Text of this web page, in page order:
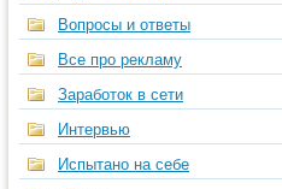
Вопросы и ответы
Все про рекламу
Заработок в сети
Интервью
Испытано на себе